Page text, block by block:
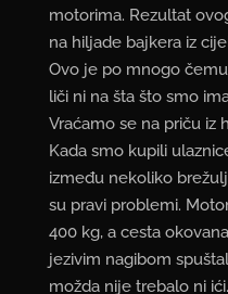
motorima. Rezultat
na hiljade bajkera iz
Ovo je po mnogo
liči ni na šta što smo
Vraćamo se na priču iz
Kada smo kupili
između nekoliko
su pravi problemi.
400 kg, a cesta
jezivim nagibom
možda nije trebalo ni